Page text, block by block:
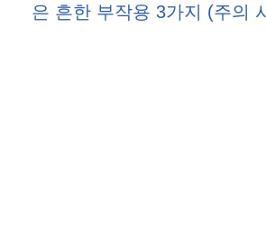
은 흔한 부작용 3가지 (주의